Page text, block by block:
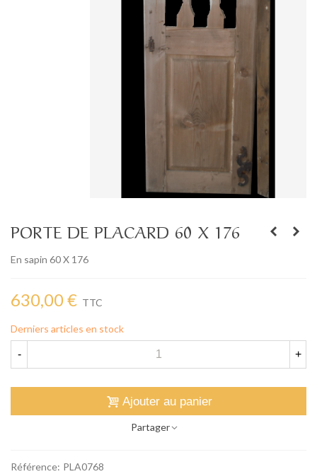
PORTE DE PLACARD 60 X 176
En sapin 60 X 176
630,00 € TTC
Derniers articles en stock
- +
Ajouter au panier
Partager
Référence: PLA0768